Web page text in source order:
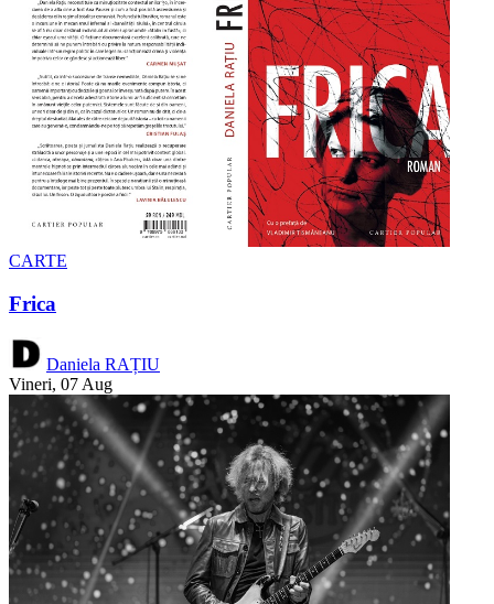
CARTE
Frica
Daniela RAȚIU
Vineri, 07 Aug